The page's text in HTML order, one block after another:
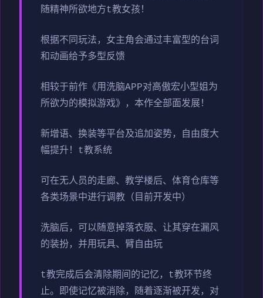
随精神所欲地方t教女孩！
根据不同玩法，女主角会通过丰富型的台词
和动画给予多型反馈
相较于前作《用洗脑APP对高傲宏小型姐为
所欲为的模拟游戏》，本作全部面发展！
新增语、换装等平台及追加姿势，自由度大
幅提升！t教系统
可在无人员的走廊、教学楼后、体育仓库等
各类场景中进行调教（目前开发中）
洗脑后，可以随意掉落衣服、让其穿在漏风
的装扮，并用玩具、臂自由玩
t教完成后会清除期间的记忆，t教环节终
止。即使记忆被消除，随着逐渐被开发，对